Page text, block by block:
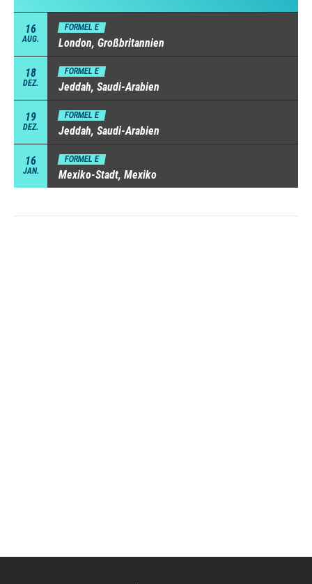
16
AUG.
FORMEL E
London, Großbritannien
18
DEZ.
FORMEL E
Jeddah, Saudi-Arabien
19
DEZ.
FORMEL E
Jeddah, Saudi-Arabien
16
JAN.
FORMEL E
Mexiko-Stadt, Mexiko